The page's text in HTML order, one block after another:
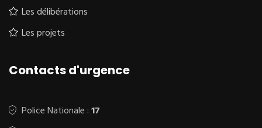
Les délibérations
Les projets
Contacts d'urgence
Police Nationale :17